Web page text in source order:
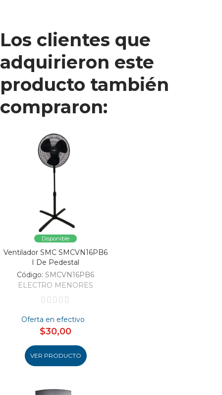
Los clientes que
adquirieron este
producto también
compraron:
Disponible
Ventilador SMC SMCVN16PB6
I De Pedestal
Código: SMCVN16PB6
ELECTRO MENORES
Oferta en efectivo
$30,00
VER PRODUCTO